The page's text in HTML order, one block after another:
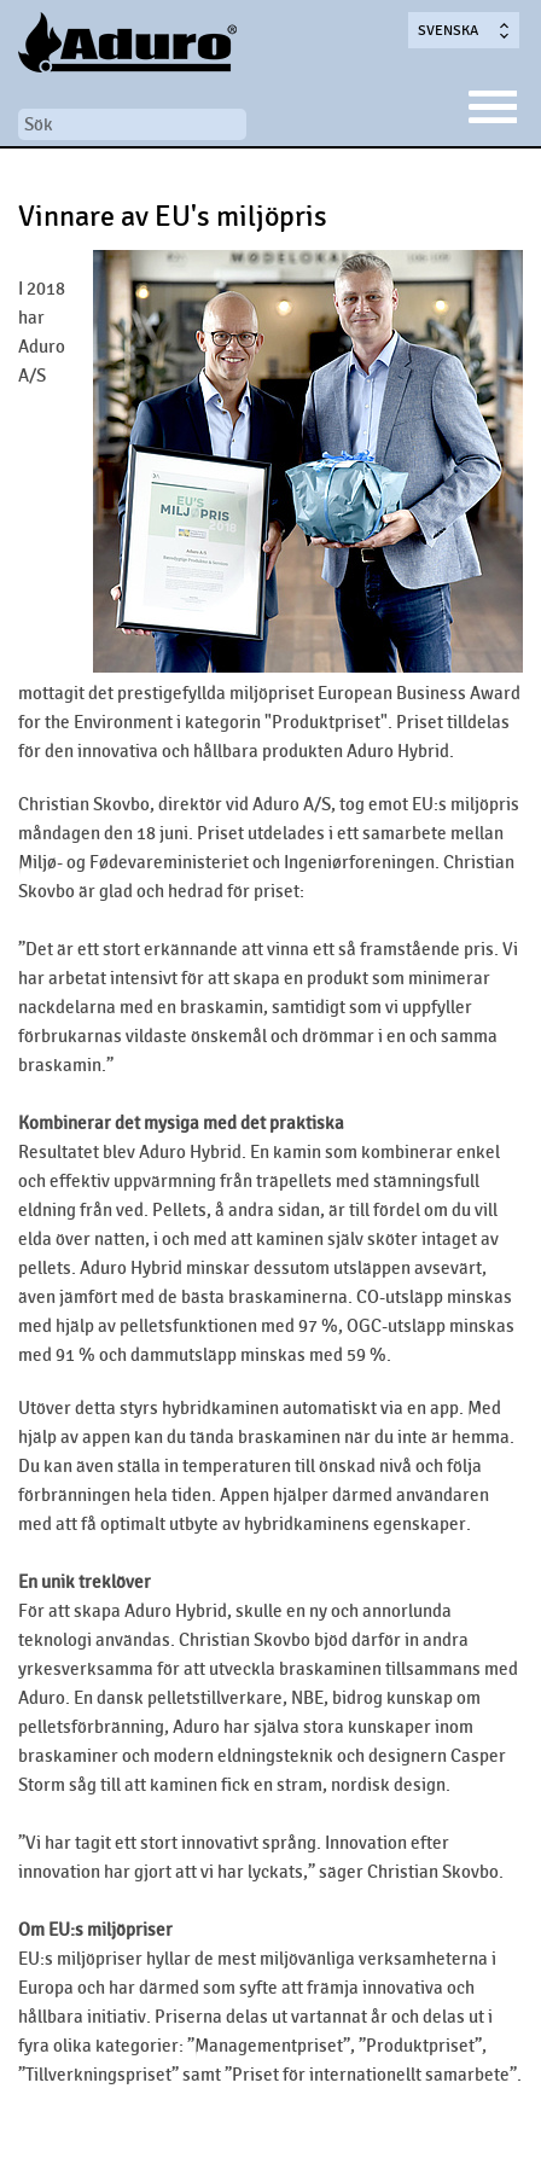
SVENSKA
Vinnare av EU's miljöpris
I 2018
har
Aduro
A/S
mottagit det prestigefyllda miljöpriset European Business Award
for the Environment i kategorin "Produktpriset". Priset tilldelas
för den innovativa och hållbara produkten Aduro Hybrid.
Christian Skovbo, direktör vid Aduro A/S, tog emot EU:s miljöpris
måndagen den 18 juni. Priset utdelades i ett samarbete mellan
Miljø- og Fødevareministeriet och Ingeniørforeningen. Christian
Skovbo är glad och hedrad för priset:
”Det är ett stort erkännande att vinna ett så framstående pris. Vi
har arbetat intensivt för att skapa en produkt som minimerar
nackdelarna med en braskamin, samtidigt som vi uppfyller
förbrukarnas vildaste önskemål och drömmar i en och samma
braskamin.”
Kombinerar det mysiga med det praktiska
Resultatet blev Aduro Hybrid. En kamin som kombinerar enkel
och effektiv uppvärmning från träpellets med stämningsfull
eldning från ved. Pellets, å andra sidan, är till fördel om du vill
elda över natten, i och med att kaminen själv sköter intaget av
pellets. Aduro Hybrid minskar dessutom utsläppen avsevärt,
även jämfört med de bästa braskaminerna. CO-utsläpp minskas
med hjälp av pelletsfunktionen med 97 %, OGC-utsläpp minskas
med 91 % och dammutsläpp minskas med 59 %.
Utöver detta styrs hybridkaminen automatiskt via en app. Med
hjälp av appen kan du tända braskaminen när du inte är hemma.
Du kan även ställa in temperaturen till önskad nivå och följa
förbränningen hela tiden. Appen hjälper därmed användaren
med att få optimalt utbyte av hybridkaminens egenskaper.
En unik treklöver
För att skapa Aduro Hybrid, skulle en ny och annorlunda
teknologi användas. Christian Skovbo bjöd därför in andra
yrkesverksamma för att utveckla braskaminen tillsammans med
Aduro. En dansk pelletstillverkare, NBE, bidrog kunskap om
pelletsförbränning, Aduro har själva stora kunskaper inom
braskaminer och modern eldningsteknik och designern Casper
Storm såg till att kaminen fick en stram, nordisk design.
”Vi har tagit ett stort innovativt språng. Innovation efter
innovation har gjort att vi har lyckats,” säger Christian Skovbo.
Om EU:s miljöpriser
EU:s miljöpriser hyllar de mest miljövänliga verksamheterna i
Europa och har därmed som syfte att främja innovativa och
hållbara initiativ. Priserna delas ut vartannat år och delas ut i
fyra olika kategorier: ”Managementpriset”, ”Produktpriset”,
”Tillverkningspriset” samt ”Priset för internationellt samarbete”.